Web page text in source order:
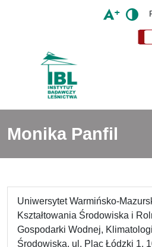
Monika Panfil
Uniwersytet Warmińsko-
Kształtowania Środowiska i
Gospodarki Wodnej,
Środowiska, ul. Plac Łódzki 1,